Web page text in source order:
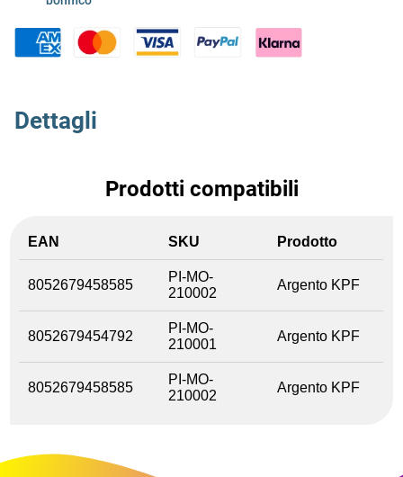
Dettagli
Prodotti compatibili
EAN SKU Prodotto
8052679458585
PI-MO-
210002
Argento KPF
8052679454792
PI-MO-
210001
Argento KPF
8052679458585
PI-MO-
210002
Argento KPF